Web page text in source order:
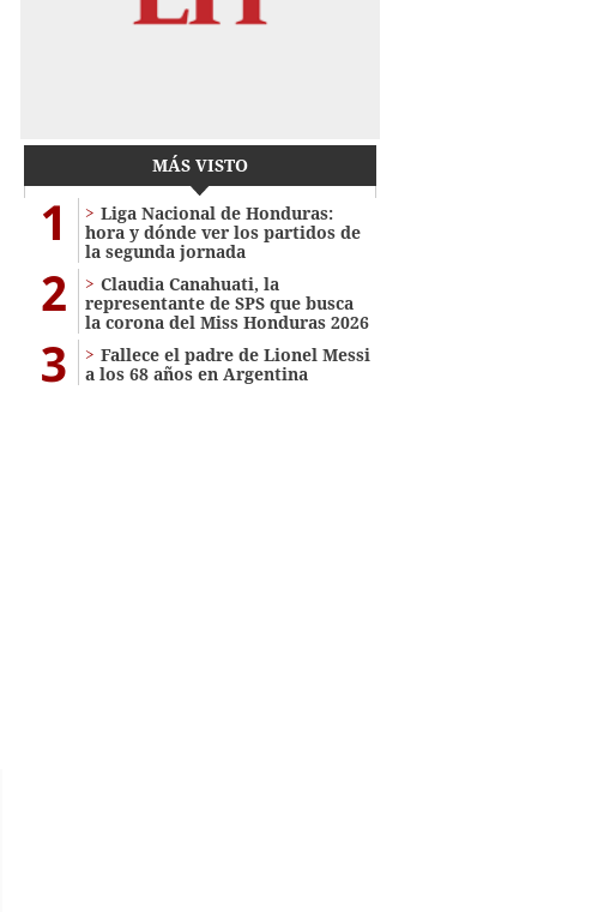
MÁS VISTO
1
Liga Nacional de Honduras:
hora y dónde ver los partidos de
la segunda jornada
2
Claudia Canahuati, la
representante de SPS que busca
la corona del Miss Honduras 2026
3
Fallece el padre de Lionel Messi
a los 68 años en Argentina